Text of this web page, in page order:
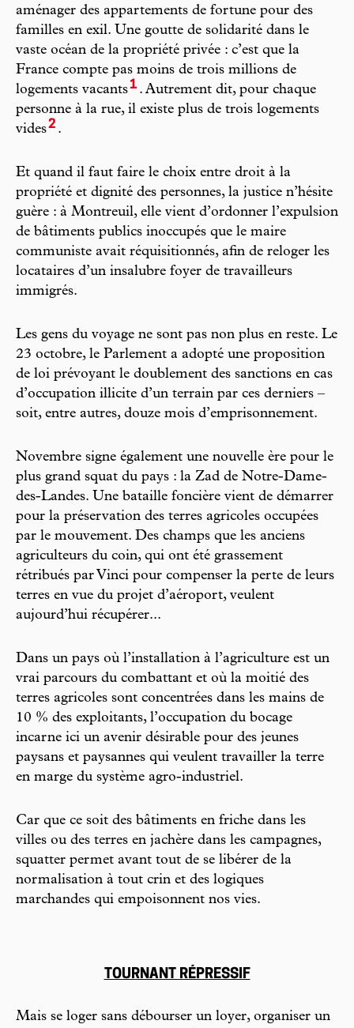
aménager des appartements de fortune pour des
familles en exil. Une goutte de solidarité dans le
vaste océan de la propriété privée : c’est que la
France compte pas moins de trois millions de
logements vacants1 . Autrement dit, pour chaque
personne à la rue, il existe plus de trois logements
vides2 .
Et quand il faut faire le choix entre droit à la
propriété et dignité des personnes, la justice n’hésite
guère : à Montreuil, elle vient d’ordonner l’expulsion
de bâtiments publics inoccupés que le maire
communiste avait réquisitionnés, afin de reloger les
locataires d’un insalubre foyer de travailleurs
immigrés.
Les gens du voyage ne sont pas non plus en reste. Le
23 octobre, le Parlement a adopté une proposition
de loi prévoyant le doublement des sanctions en cas
d’occupation illicite d’un terrain par ces derniers –
soit, entre autres, douze mois d’emprisonnement.
Novembre signe également une nouvelle ère pour le
plus grand squat du pays : la Zad de Notre-Dame-
des-Landes. Une bataille foncière vient de démarrer
pour la préservation des terres agricoles occupées
par le mouvement. Des champs que les anciens
agriculteurs du coin, qui ont été grassement
rétribués par Vinci pour compenser la perte de leurs
terres en vue du projet d’aéroport, veulent
aujourd’hui récupérer...
Dans un pays où l’installation à l’agriculture est un
vrai parcours du combattant et où la moitié des
terres agricoles sont concentrées dans les mains de
10 % des exploitants, l’occupation du bocage
incarne ici un avenir désirable pour des jeunes
paysans et paysannes qui veulent travailler la terre
en marge du système agro-industriel.
Car que ce soit des bâtiments en friche dans les
villes ou des terres en jachère dans les campagnes,
squatter permet avant tout de se libérer de la
normalisation à tout crin et des logiques
marchandes qui empoisonnent nos vies.
TOURNANT RÉPRESSIF
Mais se loger sans débourser un loyer, organiser un